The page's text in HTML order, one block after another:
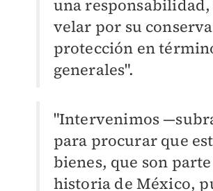
una responsabilidad,
velar por su
protección en
generales".
"Intervenimos
para procurar que
bienes, que son
historia de México,